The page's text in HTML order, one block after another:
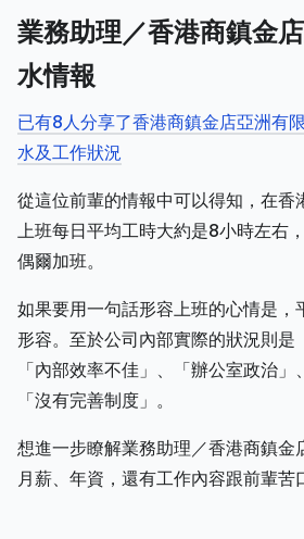
業務助理／香港商鎮金
水情報
已有8人分享了香港商鎮金店亞洲有
水及工作狀況
從這位前輩的情報中可以得知，在香
上班每日平均工時大約是8小時左右
偶爾加班。
如果要用一句話形容上班的心情是，
形容。至於公司內部實際的狀況則是
「內部效率不佳」、「辦公室政治」
「沒有完善制度」。
想進一步瞭解業務助理／香港商鎮金
月薪、年資，還有工作內容跟前輩苦